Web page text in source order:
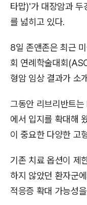
타맙)'가 대장암과 두
를 넓히고 있다.
8일 존앤존은 최근
회 연례학술대회
형암 임상 결과가 소
그동안 리브리반트
에서 입지를 확대해
이 중요한 다양한 고
기존 치료 옵션이 제
하지 않았던 환자군
적응증 확대 가능성